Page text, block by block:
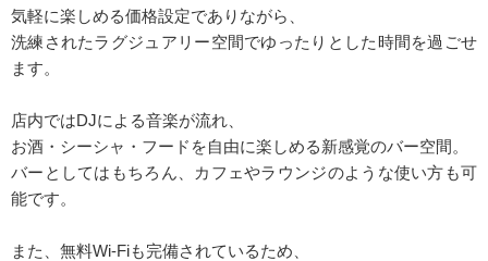
気軽に楽しめる価格設定でありながら、
洗練されたラグジュアリー空間でゆったりとした時間を過ごせ
ます。
店内ではDJによる音楽が流れ、
お酒・シーシャ・フードを自由に楽しめる新感覚のバー空間。
バーとしてはもちろん、カフェやラウンジのような使い方も可
能です。
また、無料Wi-Fiも完備されているため、